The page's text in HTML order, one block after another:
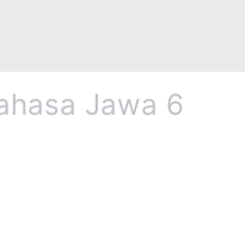
Jawa 6